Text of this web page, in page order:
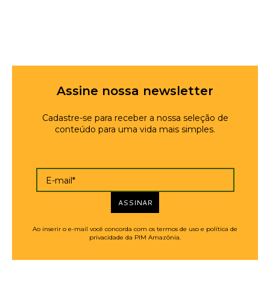
Assine nossa newsletter
Cadastre-se para receber a nossa seleção de
conteúdo para uma vida mais simples.
E-mail*
ASSINAR
Ao inserir o e-mail você concorda com os termos de uso e política de
privacidade da PIM Amazônia.